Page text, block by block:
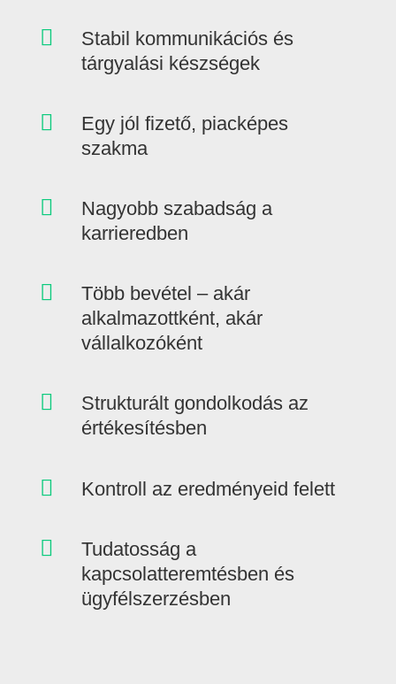

Stabil kommunikációs és
tárgyalási készségek

Egy jól fizető, piacképes
szakma

Nagyobb szabadság a
karrieredben

Több bevétel – akár
alkalmazottként, akár
vállalkozóként

Strukturált gondolkodás az
értékesítésben
 Kontroll az eredményeid felett

Tudatosság a
kapcsolatteremtésben és
ügyfélszerzésben